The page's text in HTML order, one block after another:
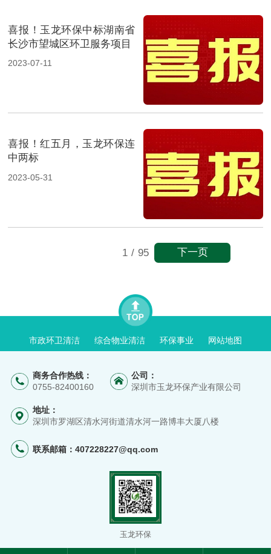
喜报！玉龙环保中标湖南省
长沙市望城区环卫服务项目
2023-07-11
喜报！红五月，玉龙环保连
中两标
2023-05-31
1 / 95 下一页
市政环卫清洁 综合物业清洁 环保事业 网站地图
商务合作热线：
0755-82400160
公司：
深圳市玉龙环保产业有限公司
地址：
深圳市罗湖区清水河街道清水河一路博丰大厦八楼
联系邮箱： 407228227@qq.com
玉龙环保